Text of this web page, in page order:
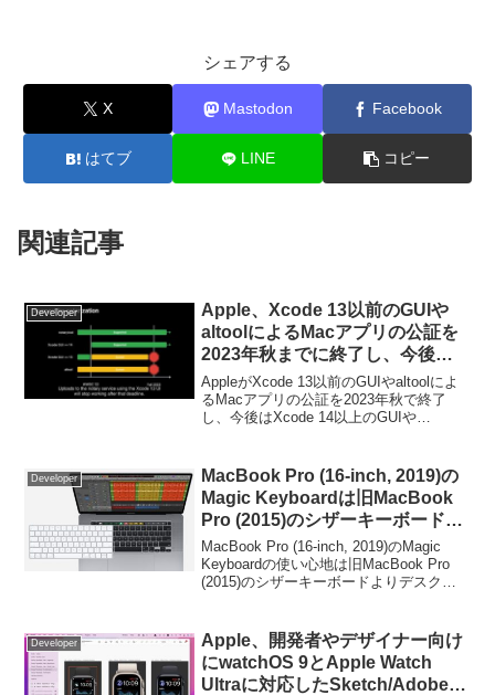
シェアする
X Mastodon Facebook
はてブ LINE コピー
関連記事
Developer
Apple、Xcode 13以前のGUIや
altoolによるMacアプリの公証を
2023年秋までに終了し、今後は
Xcode 14以上のGUIやnotarytool
へ移行。
AppleがXcode 13以前のGUIやaltoolによ
るMacアプリの公証を2023年秋で終了
し、今後はXcode 14以上のGUIや
Developer
MacBook Pro (16-inch, 2019)の
Magic Keyboardは旧MacBook
Pro (2015)のシザーキーボードよ
りデスクトップMac用のMagic
Keyboardに近いもよう。
MacBook Pro (16-inch, 2019)のMagic
Keyboardの使い心地は旧MacBook Pro
(2015)のシザーキーボードよりデスクト
Developer
Apple、開発者やデザイナー向け
にwatchOS 9とApple Watch
Ultraに対応したSketch/Adobe